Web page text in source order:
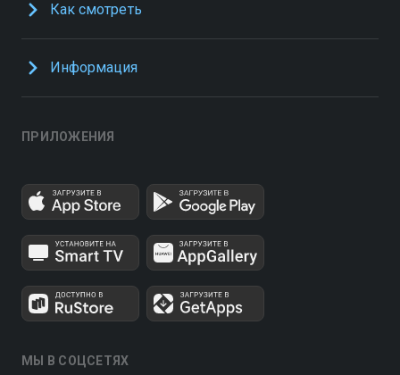
Как смотреть
Информация
ПРИЛОЖЕНИЯ
МЫ В СОЦСЕТЯХ